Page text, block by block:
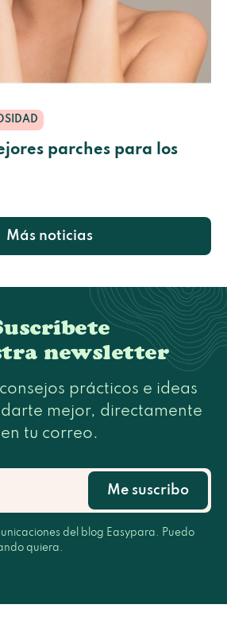
parches para los
Más noticias
newsletter
prácticos e ideas
mejor, directamente
en tu correo.
del blog Easypara. Puedo
quiera.
Me suscribo